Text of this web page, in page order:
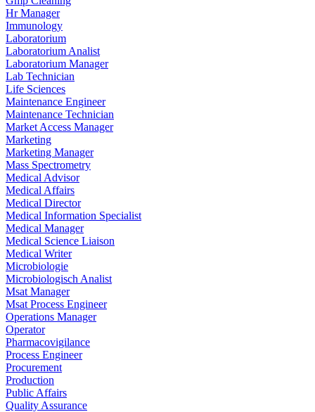
Hr Manager
Immunology
Laboratorium
Laboratorium Analist
Laboratorium Manager
Lab Technician
Life Sciences
Maintenance Engineer
Maintenance Technician
Market Access Manager
Marketing
Marketing Manager
Mass Spectrometry
Medical Advisor
Medical Affairs
Medical Director
Medical Information Specialist
Medical Manager
Medical Science Liaison
Medical Writer
Microbiologie
Microbiologisch Analist
Msat Manager
Msat Process Engineer
Operations Manager
Operator
Pharmacovigilance
Process Engineer
Procurement
Production
Public Affairs
Quality Assurance